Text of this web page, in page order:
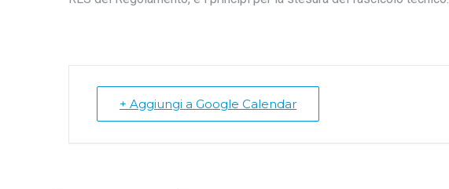
+ Aggiungi a Google Calendar